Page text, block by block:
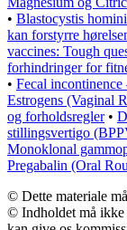
• Blastocystis
kan forstyrre
vaccines: Tough
forhindringer for
• Fecal incontinence
Estrogens (Vaginal
og forholdsregler•
stillingsvertigo
Monoklonal
Pregabalin (Oral
© Dette materiale
© Indholdet må ikke